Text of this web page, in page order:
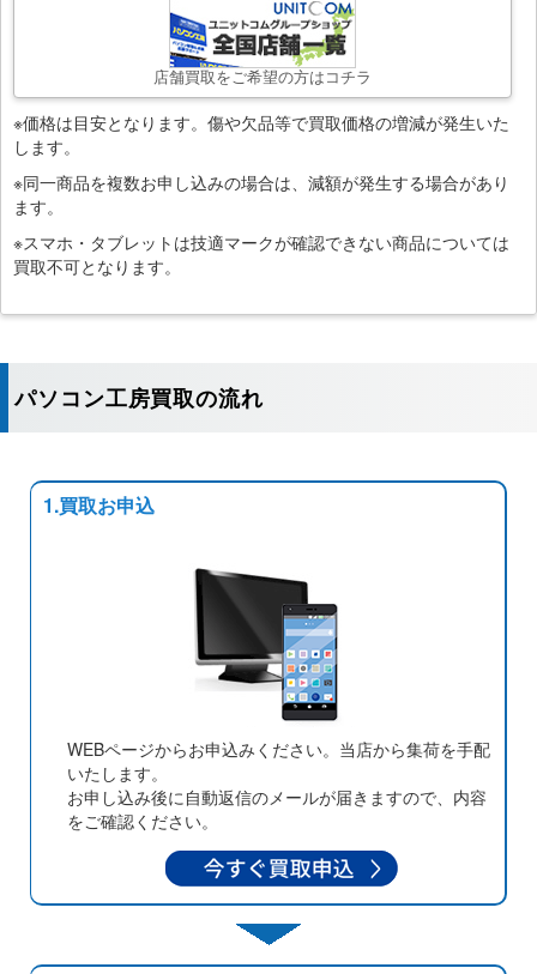
店舗買取をご希望の方はコチラ
※価格は目安となります。傷や欠品等で買取価格の増減が発生いた
します。
※同一商品を複数お申し込みの場合は、減額が発生する場合があり
ます。
※スマホ・タブレットは技適マークが確認できない商品については
買取不可となります。
パソコン工房買取の流れ
1.買取お申込
WEBページからお申込みください。当店から集荷を手配
いたします。
お申し込み後に自動返信のメールが届きますので、内容
をご確認ください。